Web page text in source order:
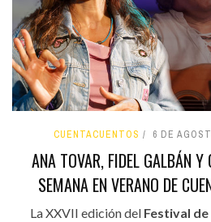
CUENTACUENTOS 6 DE
ANA TOVAR, FIDEL GALBÁN Y
SEMANA EN VERANO DE
La XXVII edición del Festival